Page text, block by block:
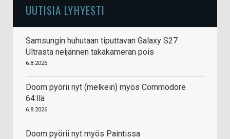
UUTISIA LYHYESTI
Samsungin huhutaan tiputtavan Galaxy S27
Ultrasta neljännen takakameran pois
6.8.2026
Doom pyörii nyt (melkein) myös Commodore
64:llä
6.8.2026
Doom pyörii nyt myös Paintissa